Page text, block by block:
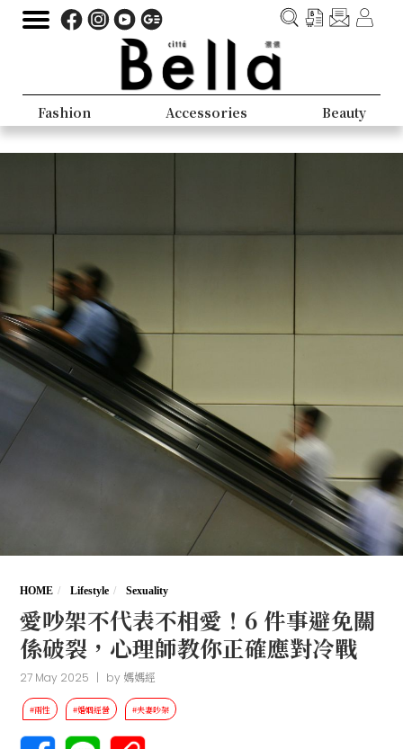
Fashion Accessories Beauty
HOME Lifestyle Sexuality
愛吵架不代表不相愛！6 件事避免關
係破裂，心理師教你正確應對冷戰
27 May 2025 | by 媽媽經
#兩性 #婚姻經營 #夫妻吵架